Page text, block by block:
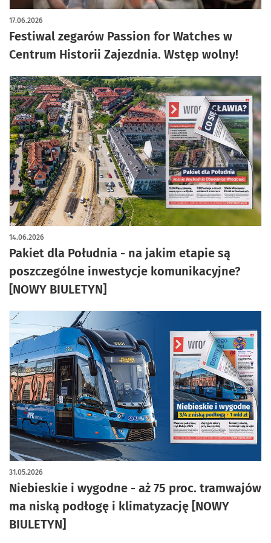
Festiwal zegarów Passion for Watches w
Centrum Historii Zajezdnia. Wstęp wolny!
17.06.2026
Pakiet dla Południa - na jakim etapie są
poszczególne inwestycje komunikacyjne?
[NOWY BIULETYN]
14.06.2026
Niebieskie i wygodne - aż 75 proc. tramwajów
ma niską podłogę i klimatyzację [NOWY
BIULETYN]
31.05.2026